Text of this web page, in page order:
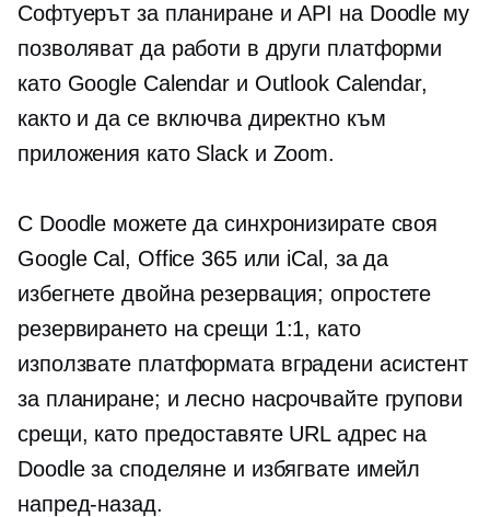
Софтуерът за планиране и API на Doodle му
позволяват да работи в други платформи
като Google Calendar и Outlook Calendar,
както и да се включва директно към
приложения като Slack и Zoom.
С Doodle можете да синхронизирате своя
Google Cal, Office 365 или iCal, за да
избегнетедвойна резервация; опростете
резервирането на срещи 1:1, като
използвате платформата вградени асистент
за планиране; и лесно насрочвайте групови
срещи, като предоставяте URL адрес на
Doodle за споделяне и избягвате имейл
напред-назад.